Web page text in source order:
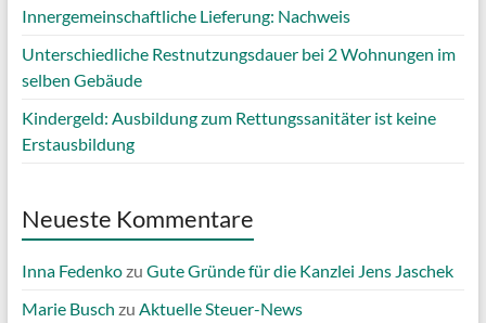
Innergemeinschaftliche Lieferung: Nachweis
Unterschiedliche Restnutzungsdauer bei 2 Wohnungen im
selben Gebäude
Kindergeld: Ausbildung zum Rettungssanitäter ist keine
Erstausbildung
Neueste Kommentare
Inna Fedenkozu Gute Gründe für die Kanzlei Jens Jaschek
Marie Busch zu Aktuelle Steuer-News